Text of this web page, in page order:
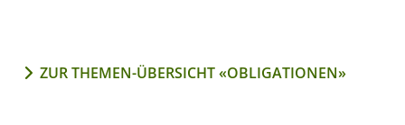
ZUR THEMEN-ÜBERSICHT «OBLIGATIONEN»